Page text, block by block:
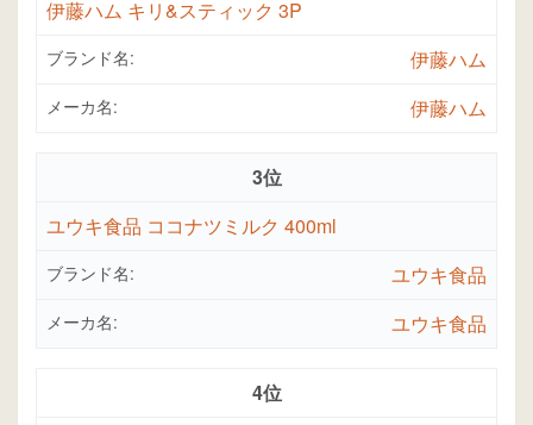
伊藤ハム キリ&スティック 3P
ブランド名: 伊藤ハム
メーカ名: 伊藤ハム
3位
ユウキ食品 ココナツミルク 400ml
ブランド名: ユウキ食品
メーカ名: ユウキ食品
4位